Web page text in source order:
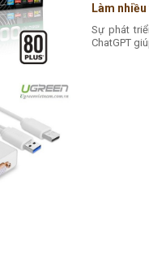
Làm
Sự phát
ChatGPT